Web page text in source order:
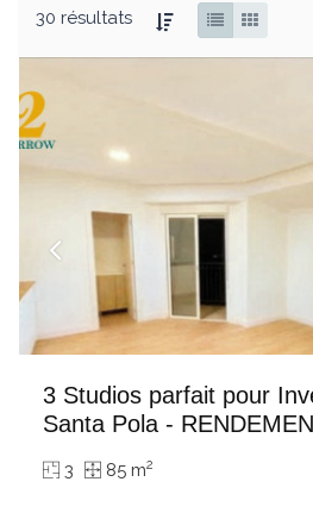
30 résultats
3 Studios parfait pour
Santa Pola -
3 85 m2